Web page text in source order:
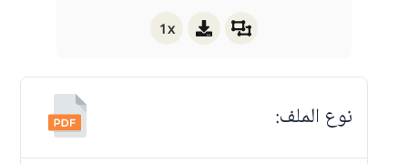
1x
نوع الملف: